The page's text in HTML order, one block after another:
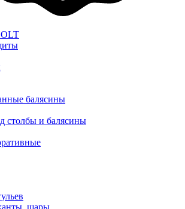
балясины
столбы и балясины
шары